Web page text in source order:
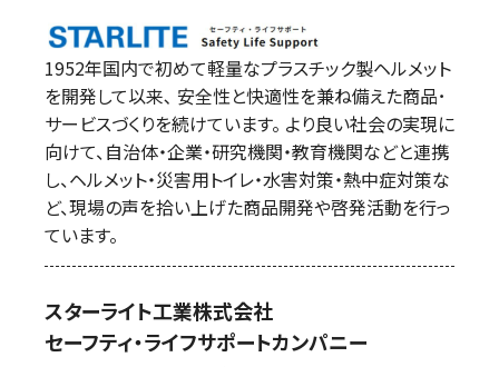
k
1952年国内で初めて軽量なプラスチック製ヘルメット
を開発して以来､ 安全性と快適性を兼ね備えた商品･
サービスづくりを続けています。 より良い社会の実現に
向けて、自治体・企業・研究機関・教育機関などと連携
し、ヘルメット・災害用トイレ・水害対策・熱中症対策な
ど、現場の声を拾い上げた商品開発や啓発活動を行っ
ています。
スターライト工業株式会社
セーフティ・ライフサポートカンパニー